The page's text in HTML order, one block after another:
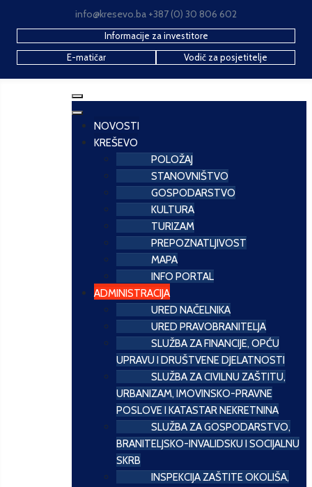
info@kresevo.ba +387 (0) 30 806 602
Informacije za investitore
E-matičar
Vodič za posjetitelje
NOVOSTI
KREŠEVO
POLOŽAJ
STANOVNIŠTVO
GOSPODARSTVO
KULTURA
TURIZAM
PREPOZNATLJIVOST
MAPA
INFO PORTAL
ADMINISTRACIJA
URED NAČELNIKA
URED PRAVOBRANITELJA
SLUŽBA ZA FINANCIJE, OPĆU
UPRAVU I DRUŠTVENE DJELATNOSTI
SLUŽBA ZA CIVILNU ZAŠTITU,
URBANIZAM, IMOVINSKO-PRAVNE
POSLOVE I KATASTAR NEKRETNINA
SLUŽBA ZA GOSPODARSTVO,
BRANITELJSKO-INVALIDSKU I SOCIJALNU
SKRB
INSPEKCIJA ZAŠTITE OKOLIŠA,